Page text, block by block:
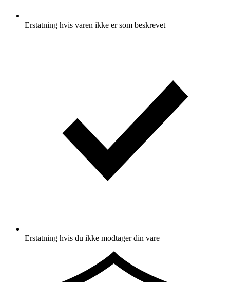
Erstatning hvis varen ikke er som beskrevet
Erstatning hvis du ikke modtager din vare